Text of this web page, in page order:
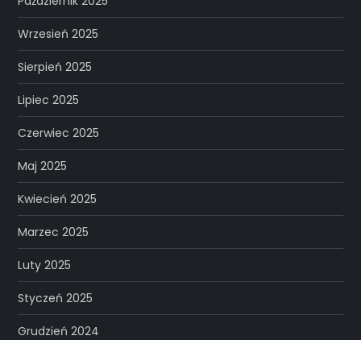
Wrzesień 2025
Sierpień 2025
Lipiec 2025
Czerwiec 2025
Maj 2025
Kwiecień 2025
Marzec 2025
Luty 2025
Styczeń 2025
Grudzień 2024